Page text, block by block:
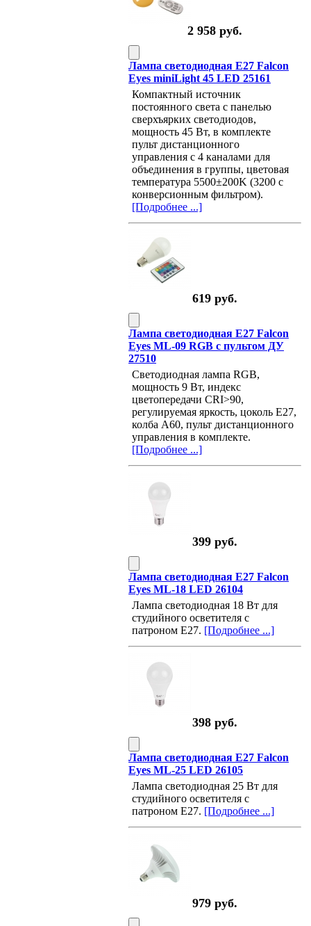
2 958 руб.
Лампа светодиодная E27 Falcon
Eyes miniLight 45 LED 25161
Компактный источник
постоянного света с панелью
сверхъярких светодиодов,
мощность 45 Вт, в комплекте
пульт дистанционного
управления с 4 каналами для
объединения в группы, цветовая
температура 5500±200K (3200 с
конверсионным фильтром).
[Подробнее ...]
619 руб.
Лампа светодиодная E27 Falcon
Eyes ML-09 RGB с пультом ДУ
27510
Светодиодная лампа RGB,
мощность 9 Вт, индекс
цветопередачи CRI>90,
регулируемая яркость, цоколь E27,
колба А60, пульт дистанционного
управления в комплекте.
[Подробнее ...]
399 руб.
Лампа светодиодная E27 Falcon
Eyes ML-18 LED 26104
Лампа светодиодная 18 Вт для
студийного осветителя с
патроном E27. [Подробнее ...]
398 руб.
Лампа светодиодная E27 Falcon
Eyes ML-25 LED 26105
Лампа светодиодная 25 Вт для
студийного осветителя с
патроном E27. [Подробнее ...]
979 руб.